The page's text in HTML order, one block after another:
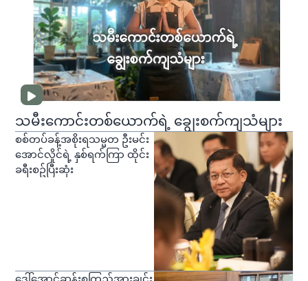
သမီးကောင်းတစ်ယောက်ရဲ့ ချွေးစက်ကျသံများ
စစ်တပ်ခန့်အစိုးရသမ္မတ ဦးမင်း
အောင်လှိုင်ရဲ့ နှစ်ရက်ကြာ ထိုင်း
ခရီးစဥ်ပြီးဆုံး